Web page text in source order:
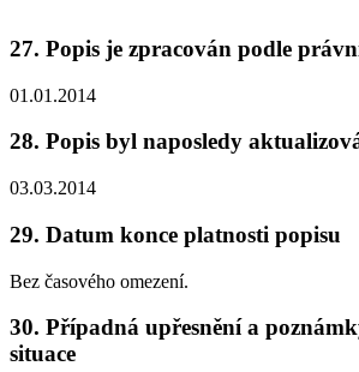
27. Popis je zpracován podle
01.01.2014
28. Popis byl naposledy
03.03.2014
29. Datum konce platnosti popisu
Bez časového omezení.
30. Případná upřesnění a
situace